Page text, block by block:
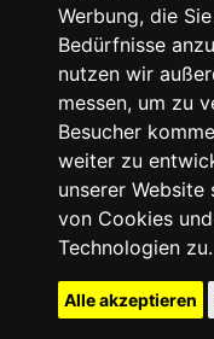
Werbung, die
Bedürfnisse
nutzen wir
messen, um zu
Besucher
weiter zu
unserer Website
von Cookies
Technologien zu.
Alle akzeptieren